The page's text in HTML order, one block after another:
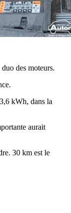
des moteurs.
kWh, dans la
aurait
30 km est le